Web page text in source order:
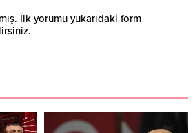
İlk yorumu yukarıdaki form